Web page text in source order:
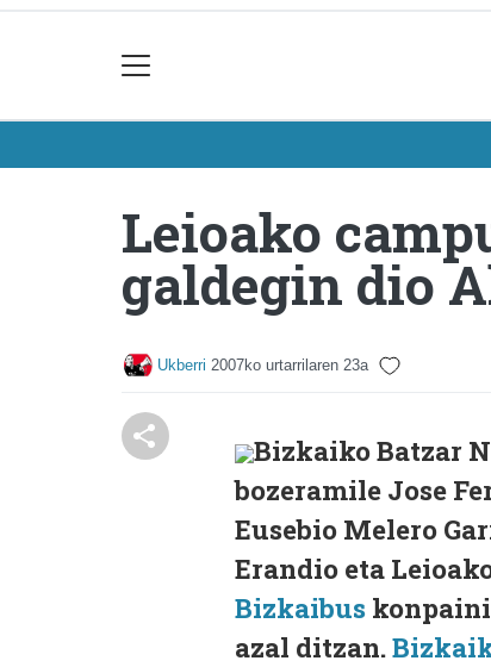
Leioako
galdegin dio
Ukberri 2007ko urtarrilaren 23a
Bizkaiko Batzar
bozeramile Jose
Eusebio Melero
Erandio eta
Bizkaibus
azal ditzan.